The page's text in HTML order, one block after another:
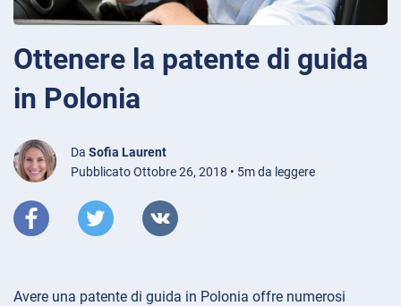
Ottenere la patente di guida
in Polonia
Da Sofia Laurent
Pubblicato Ottobre 26, 2018 • 5m da leggere
Avere una patente di guida in Polonia offre numerosi